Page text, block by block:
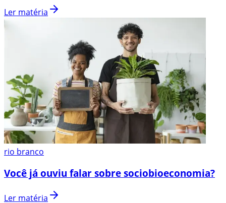
Ler matéria
rio branco
Você já ouviu falar sobre sociobioeconomia?
Ler matéria